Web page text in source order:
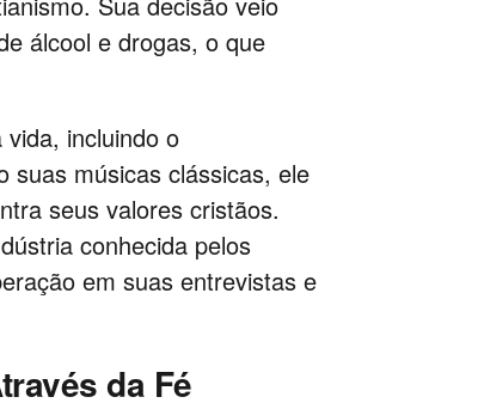
álcool e drogas, o que
incluindo o
suas músicas clássicas, ele
seus valores cristãos.
conhecida pelos
em suas entrevistas e
da Fé